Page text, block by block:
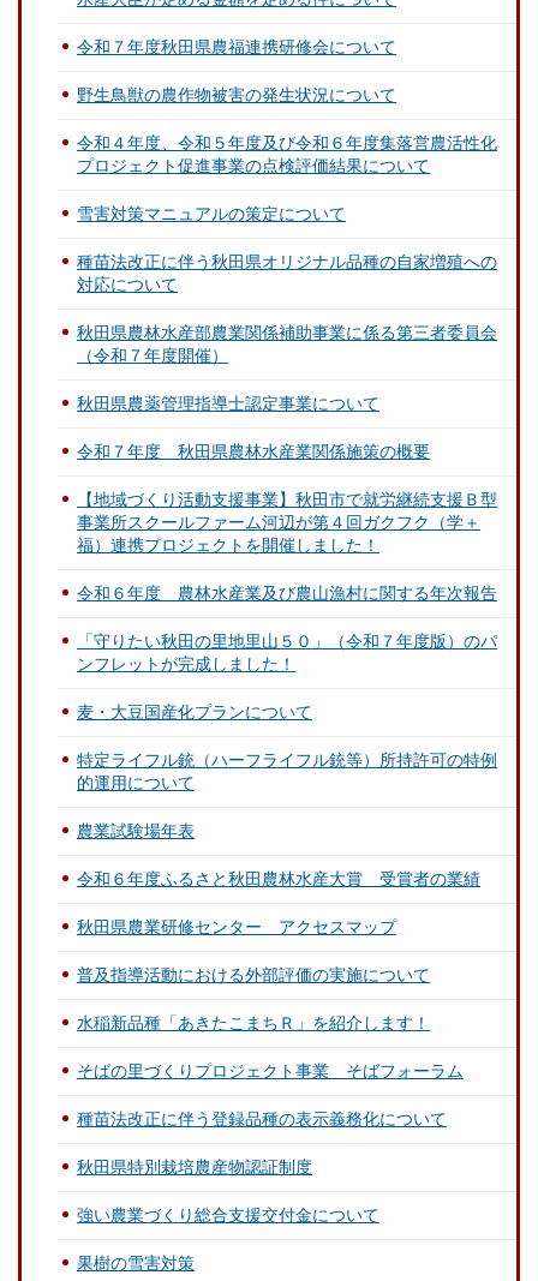
令和７年度秋田県農福連携研修会について
野生鳥獣の農作物被害の発生状況について
令和４年度、令和５年度及び令和６年度集落営農活性化
プロジェクト促進事業の点検評価結果について
雪害対策マニュアルの策定について
種苗法改正に伴う秋田県オリジナル品種の自家増殖への
対応について
秋田県農林水産部農業関係補助事業に係る第三者委員会
（令和７年度開催）
秋田県農薬管理指導士認定事業について
令和７年度 秋田県農林水産業関係施策の概要
【地域づくり活動支援事業】秋田市で就労継続支援Ｂ型
事業所スクールファーム河辺が第４回ガクフク（学＋
福）連携プロジェクトを開催しました！
令和６年度 農林水産業及び農山漁村に関する年次報告
「守りたい秋田の里地里山５０」（令和７年度版）のパ
ンフレットが完成しました！
麦・大豆国産化プランについて
特定ライフル銃（ハーフライフル銃等）所持許可の特例
的運用について
農業試験場年表
令和６年度ふるさと秋田農林水産大賞 受賞者の業績
秋田県農業研修センター アクセスマップ
普及指導活動における外部評価の実施について
水稲新品種「あきたこまちＲ」を紹介します！
そばの里づくりプロジェクト事業 そばフォーラム
種苗法改正に伴う登録品種の表示義務化について
秋田県特別栽培農産物認証制度
強い農業づくり総合支援交付金について
果樹の雪害対策